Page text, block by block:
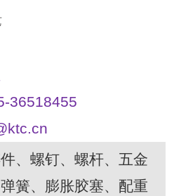
36518455
、螺钉、螺杆、五金
簧、膨胀胶塞、配重